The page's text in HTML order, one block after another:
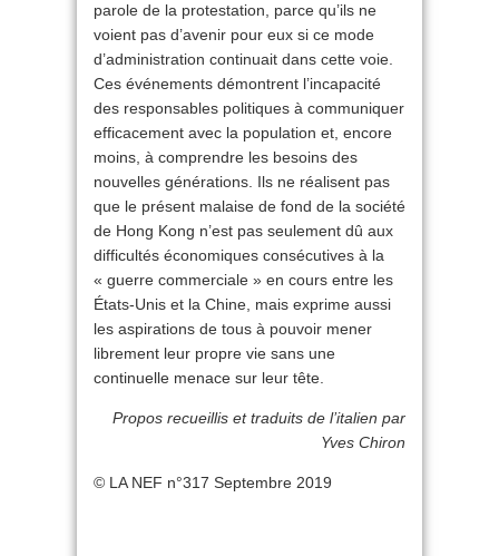
parole de la protestation, parce qu’ils ne
voient pas d’avenir pour eux si ce mode
d’administration continuait dans cette voie.
Ces événements démontrent l’incapacité
des responsables politiques à communiquer
efficacement avec la population et, encore
moins, à comprendre les besoins des
nouvelles générations. Ils ne réalisent pas
que le présent malaise de fond de la société
de Hong Kong n’est pas seulement dû aux
difficultés économiques consécutives à la
« guerre commerciale » en cours entre les
États-Unis et la Chine, mais exprime aussi
les aspirations de tous à pouvoir mener
librement leur propre vie sans une
continuelle menace sur leur tête.
Propos recueillis et traduits de l’italien par
Yves Chiron
© LA NEF n°317 Septembre 2019